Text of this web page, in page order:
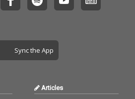
Sync the App
Articles